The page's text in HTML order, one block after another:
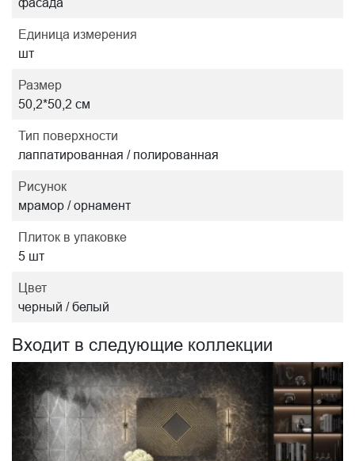
Единица измерения
шт
Размер
50,2*50,2 см
Тип поверхности
лаппатированная / полированная
Рисунок
мрамор / орнамент
Плиток в упаковке
5 шт
Цвет
черный / белый
Входит в следующие коллекции